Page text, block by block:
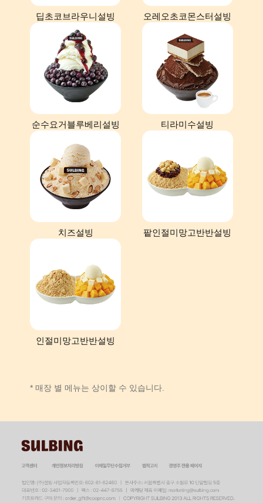
딥초코브라우니설빙 오레오초코몬스터설빙
순수요거블루베리설빙 티라미수설빙
치즈설빙 팥인절미망고반반설빙
인절미망고반반설빙
* 매장 별 메뉴는 상이할 수 있습니다.